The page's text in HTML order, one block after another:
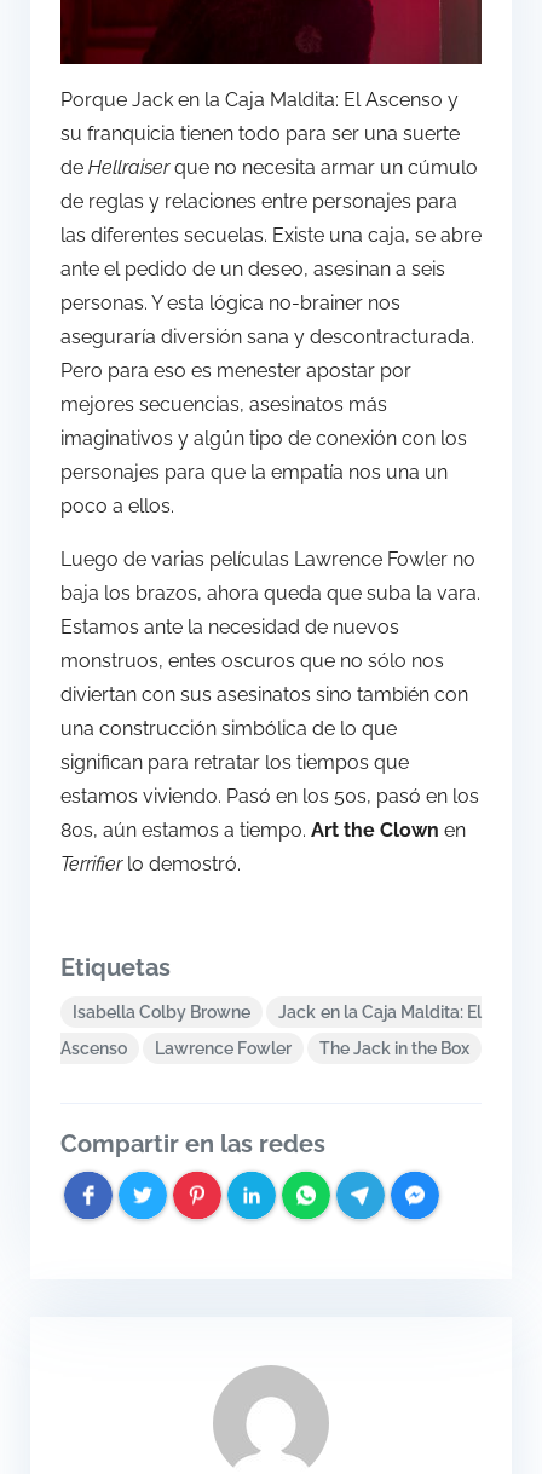
Porque Jack en la Caja Maldita: El Ascenso y
su franquicia tienen todo para ser una suerte
de Hellraiserque no necesita armar un cúmulo
de reglas y relaciones entre personajes para
las diferentes secuelas. Existe una caja, se abre
ante el pedido de un deseo, asesinan a seis
personas. Y esta lógica no-brainer nos
aseguraría diversión sana y descontracturada.
Pero para eso es menester apostar por
mejores secuencias, asesinatos más
imaginativos y algún tipo de conexión con los
personajes para que la empatía nos una un
poco a ellos.
Luego de varias películas Lawrence Fowler no
baja los brazos, ahora queda que suba la vara.
Estamos ante la necesidad de nuevos
monstruos, entes oscuros que no sólo nos
diviertan con sus asesinatos sino también con
una construcción simbólica de lo que
significan para retratar los tiempos que
estamos viviendo. Pasó en los 50s, pasó en los
80s, aún estamos a tiempo. Art the Clown en
Terrifier lo demostró.
Etiquetas
Isabella Colby Browne
Jack en la Caja Maldita: El
Ascenso
Lawrence Fowler The Jack in the Box
Compartir en las redes